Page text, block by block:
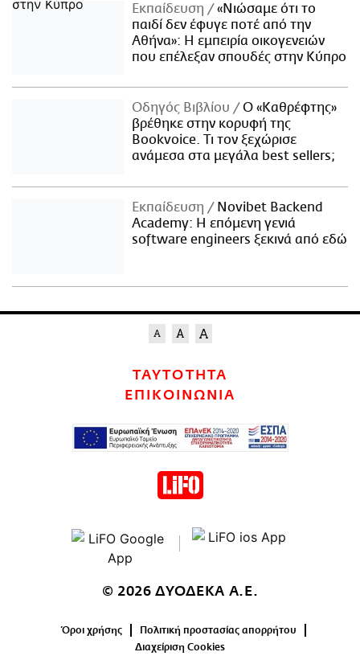
Εκπαίδευση
«Νιώσαμε ότι το
παιδί δεν έφυγε ποτέ από την
Αθήνα»: Η εμπειρία οικογενειών
που επέλεξαν σπουδές στην Κύπρο
Οδηγός Βιβλίου
Ο «Καθρέφτης»
βρέθηκε στην κορυφή της
Bookvoice. Τι τον ξεχώρισε
ανάμεσα στα μεγάλα best sellers;
Εκπαίδευση
Novibet Backend
Academy: Η επόμενη γενιά
software engineers ξεκινά από εδώ
ΤΑΥΤΟΤΗΤΑ
ΕΠΙΚΟΙΝΩΝΙΑ
© 2026 ΔΥΟΔΕΚΑ Α.Ε.
Όροι χρήσης
Πολιτική προστασίας απορρήτου
Διαχείριση Cookies